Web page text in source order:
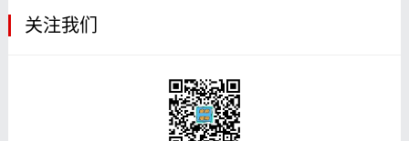
关注我们